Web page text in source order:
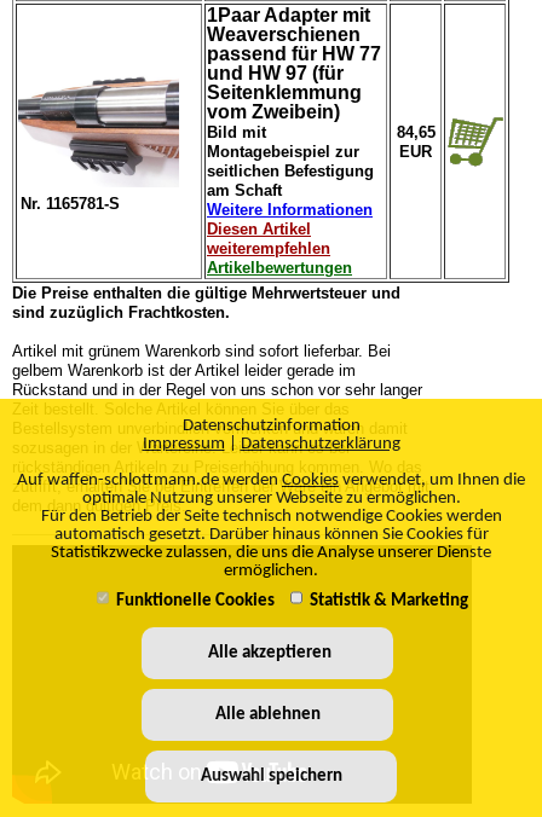
Nr. 1165781-S
1Paar Adapter mit
Weaverschienen
passend für HW 77
und HW 97 (für
Seitenklemmung
vom Zweibein)
Bild mit
Montagebeispiel zur
seitlichen Befestigung
am Schaft
Weitere Informationen
Diesen Artikel
weiterempfehlen
Artikelbewertungen
84,65
EUR
Die Preise enthalten die gültige Mehrwertsteuer und
sind zuzüglich Frachtkosten.
Artikel mit grünem Warenkorb sind sofort lieferbar. Bei
gelbem Warenkorb ist der Artikel leider gerade im
Rückstand und in der Regel von uns schon vor sehr langer
Zeit bestellt. Solche Artikel können Sie über das
Bestellsystem unverbindlich vormerken und wären damit
sozusagen in der Wartereihe. Leider kann es bei
rückständigen Artikeln zu Preiserhöhung kommen. Wo das
zutrifft, erhalten Sie bei Eintreffen der Ware ein Angebot mit
dem dann gültigen Preis.
Datenschutzinformation
Impressum |Datenschutzerklärung
Auf waffen-schlottmann.de werdenCookiesverwendet, um Ihnen die
optimale Nutzung unserer Webseite zu ermöglichen.
Für den Betrieb der Seite technisch notwendige Cookies werden
automatisch gesetzt. Darüber hinaus können Sie Cookies für
Statistikzwecke zulassen, die uns die Analyse unserer Dienste
ermöglichen.
Funktionelle Cookies
Statistik & Marketing
Alle akzeptieren
Alle ablehnen
Auswahl speichern